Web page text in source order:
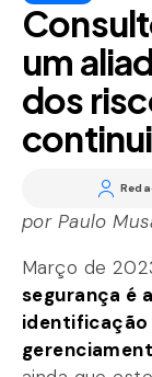
um
dos
por Paulo
Março de
segurança é
identificação